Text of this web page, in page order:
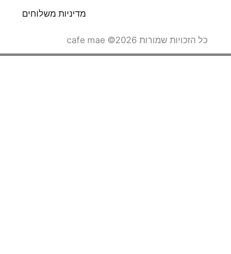
מדיניות משלוחים
כל הזכויות שמורות 2026© cafe mae